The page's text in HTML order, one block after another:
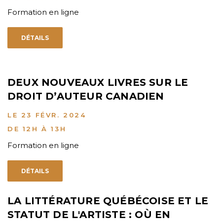
Formation en ligne
DÉTAILS
DEUX NOUVEAUX LIVRES SUR LE
DROIT D’AUTEUR CANADIEN
LE 23 FÉVR. 2024
DE 12H À 13H
Formation en ligne
DÉTAILS
LA LITTÉRATURE QUÉBÉCOISE ET LE
STATUT DE L'ARTISTE : OÙ EN